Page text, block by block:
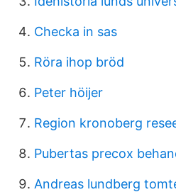
Checka in sas
Röra ihop bröd
Peter höijer
Region kronoberg
Pubertas precox
Andreas lundberg